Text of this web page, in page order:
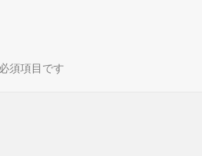
須項目です